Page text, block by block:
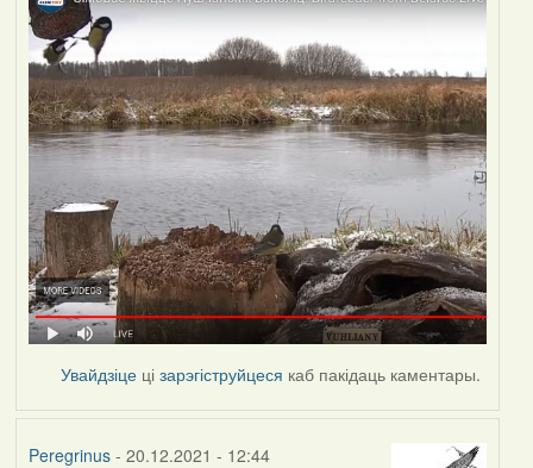
Увайдзіце цізарэгіструйцеся каб пакідаць каментары.
Peregrinus- 20.12.2021 - 12:44